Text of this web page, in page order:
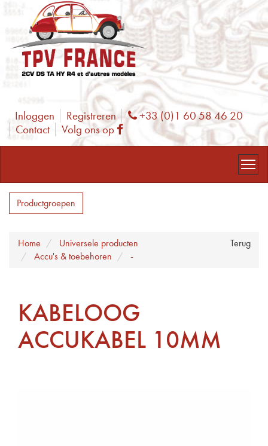
Inloggen Registreren Phone
+33 (0)1 60 58 46 20
Contact
Volg ons op Facebook
Productgroepen
Terug
Home
Universele producten
Accu's & toebehoren
-
KABELOOG
ACCUKABEL 10MM